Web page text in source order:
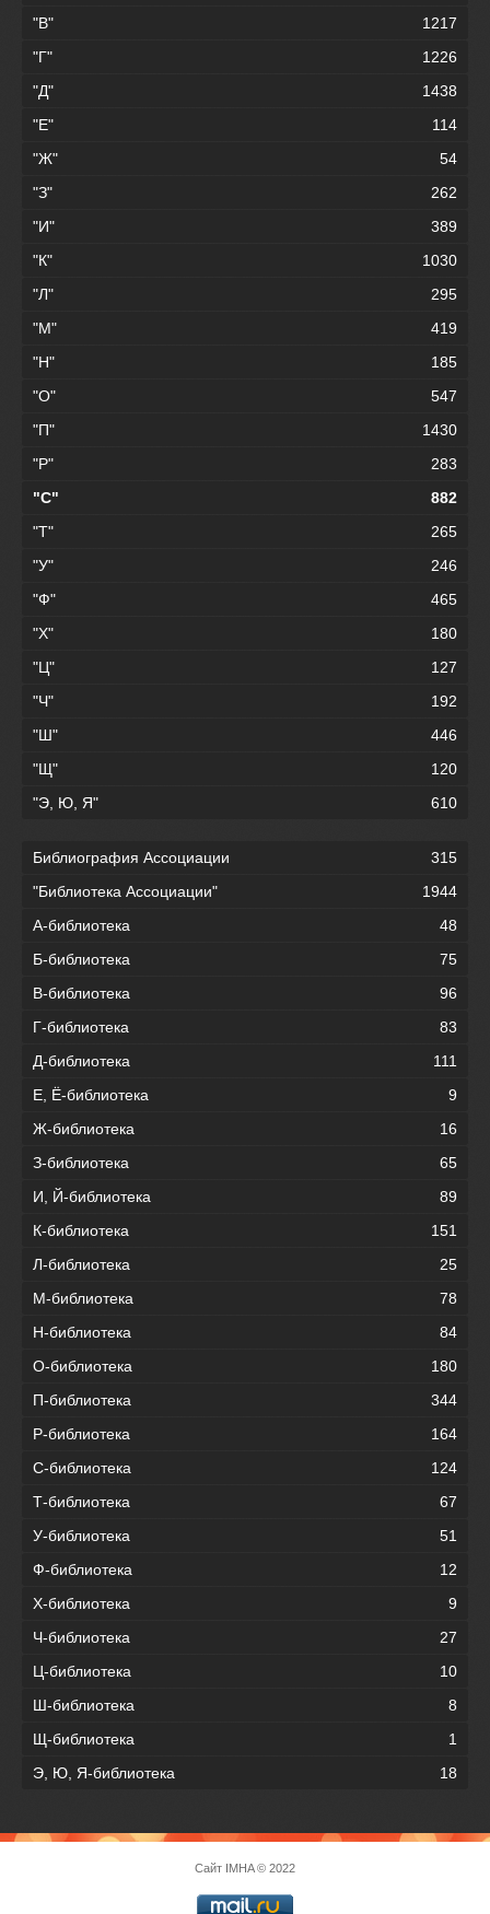
"В"
1217
"Г"
1226
"Д"
1438
"Е"
114
"Ж"
54
"З"
262
"И"
389
"К"
1030
"Л"
295
"М"
419
"Н"
185
"О"
547
"П"
1430
"Р"
283
"С"
882
"Т"
265
"У"
246
"Ф"
465
"Х"
180
"Ц"
127
"Ч"
192
"Ш"
446
"Щ"
120
"Э, Ю, Я"
610
Библиография Ассоциации
315
"Библиотека Ассоциации"
1944
А-библиотека
48
Б-библиотека
75
В-библиотека
96
Г-библиотека
83
Д-библиотека
111
Е, Ё-библиотека
9
Ж-библиотека
16
З-библиотека
65
И, Й-библиотека
89
К-библиотека
151
Л-библиотека
25
М-библиотека
78
Н-библиотека
84
О-библиотека
180
П-библиотека
344
Р-библиотека
164
С-библиотека
124
Т-библиотека
67
У-библиотека
51
Ф-библиотека
12
Х-библиотека
9
Ч-библиотека
27
Ц-библиотека
10
Ш-библиотека
8
Щ-библиотека
1
Э, Ю, Я-библиотека
18
Сайт IMHA© 2022